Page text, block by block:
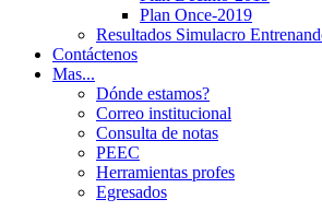
Plan Once-2019
Resultados Simulacro
Contáctenos
Mas...
Dónde estamos?
Correo institucional
Consulta de notas
PEEC
Herramientas profes
Egresados